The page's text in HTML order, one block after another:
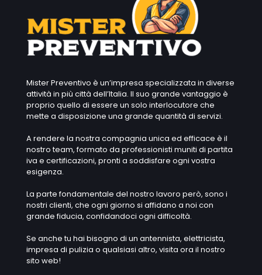
Mister Preventivo è un’impresa specializzata in diverse
attività in più città dell’Italia. Il suo grande vantaggio è
proprio quello di essere un solo interlocutore che
mette a disposizione una grande quantità di servizi.
A rendere la nostra compagnia unica ed efficace è il
nostro team, formato da professionisti muniti di partita
iva e certificazioni, pronti a soddisfare ogni vostra
esigenza.
La parte fondamentale del nostro lavoro però, sono i
nostri clienti, che ogni giorno si affidano a noi con
grande fiducia, confidandoci ogni difficoltà.
Se anche tu hai bisogno di un antennista, elettricista,
impresa di pulizia o qualsiasi altro, visita ora il nostro
sito web!